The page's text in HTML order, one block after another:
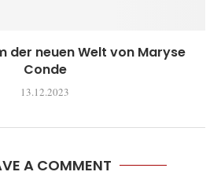
der neuen Welt von Maryse
Conde
13.12.2023
A COMMENT